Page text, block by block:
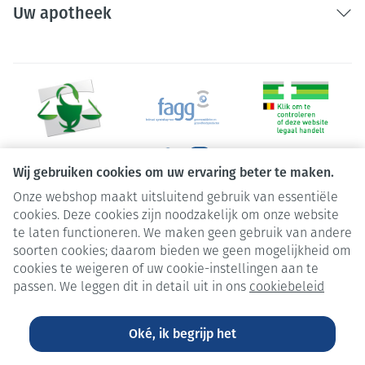
Wij gebruiken cookies om uw ervaring beter te maken.
Onze webshop maakt uitsluitend gebruik van essentiële
cookies. Deze cookies zijn noodzakelijk om onze website
te laten functioneren. We maken geen gebruik van andere
soorten cookies; daarom bieden we geen mogelijkheid om
cookies te weigeren of uw cookie-instellingen aan te
passen. We leggen dit in detail uit in ons cookiebeleid
Oké, ik begrijp het
Uw apotheek
Juridische links